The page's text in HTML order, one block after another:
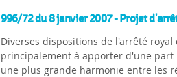
996/72 du 8 janvier 2007 - Projet
Diverses dispositions de l'arrêté
principalement à apporter d'une
une plus grande harmonie entre les